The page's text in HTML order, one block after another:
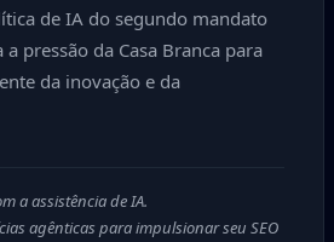
de IA do segundo mandato
a pressão da Casa Branca para
da inovação e da
a assistência de IA.
agênticas para impulsionar seu SEO